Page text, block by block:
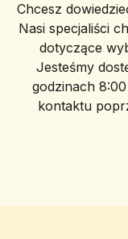
Chcesz
Nasi specjaliści
dotyczące
Jesteśmy
godzinach
kontaktu